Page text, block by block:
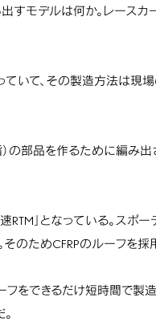
すモデルは何か。レースカ
ていて、その製造方法は現
の部品を作るために編み
RTM」となっている。ス
のためCFRPのルーフを採
フをできるだけ短時間で製